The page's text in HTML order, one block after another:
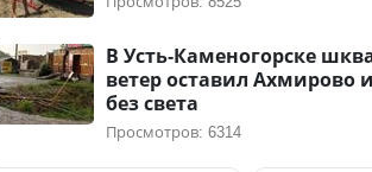
В Усть-Каменогорске
ветер оставил Ахмирово
без света
Просмотров: 6314